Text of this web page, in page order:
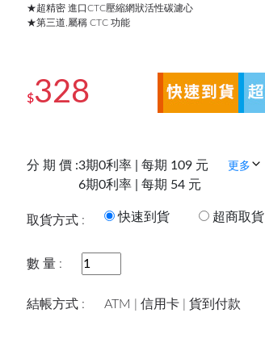
★超精密 進口CTC壓縮網狀活性碳濾心
★第三道,屬稱 CTC 功能
$328
分 期 價 :3期0利率 | 每期 109 元
6期0利率 | 每期 54 元
更多
取貨方式 : 快速到貨 超商取貨
數 量 :
結帳方式 : ATM | 信用卡 | 貨到付款